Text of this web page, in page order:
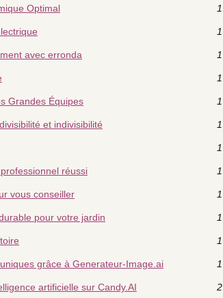
Optimal
avec erronda
Grandes Équipes
et indivisibilité
réussi
vous conseiller
pour votre jardin
grâce à Generateur-Image.ai
artificielle sur Candy.AI